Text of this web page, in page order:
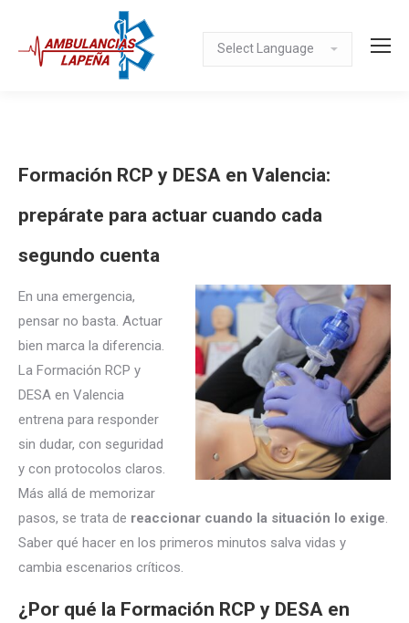
Formación RCP y DESA en Valencia:
prepárate para actuar cuando cada
segundo cuenta
En una emergencia,
pensar no basta. Actuar
bien marca la diferencia.
La Formación RCP y
DESA en Valencia
entrena para responder
sin dudar, con seguridad
y con protocolos claros.
Más allá de memorizar
pasos, se trata de reaccionar cuando la situación lo exige.
Saber qué hacer en los primeros minutos salva vidas y
cambia escenarios críticos.
¿Por qué la Formación RCP y DESA en